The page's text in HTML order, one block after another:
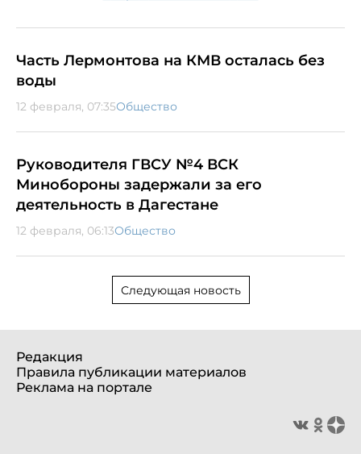
Часть Лермонтова на КМВ осталась без
воды
12 февраля, 07:35Общество
Руководителя ГВСУ №4 ВСК
Минобороны задержали за его
деятельность в Дагестане
12 февраля, 06:13Общество
Следующая новость
Редакция
Правила публикации материалов
Реклама на портале